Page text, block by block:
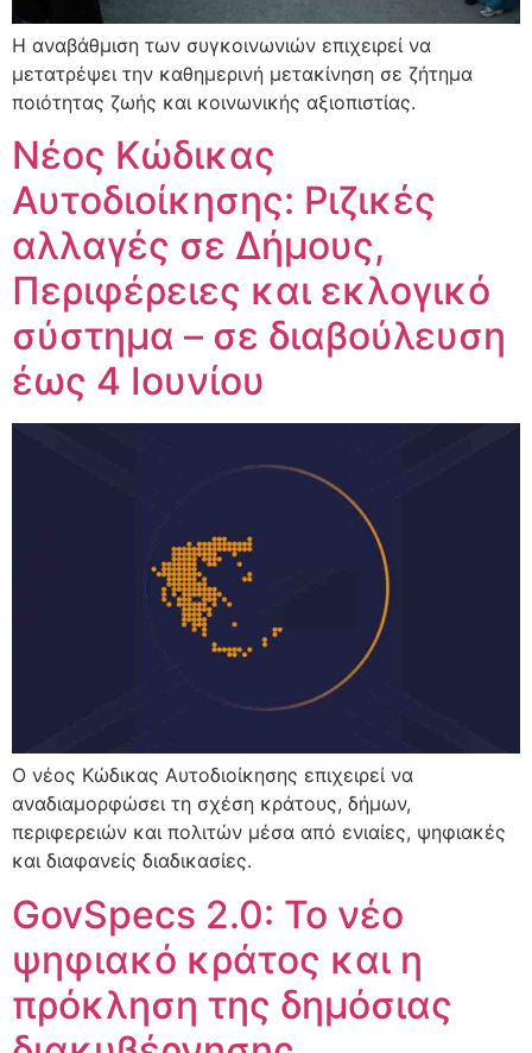
Η αναβάθμιση των συγκοινωνιών επιχειρεί να
μετατρέψει την καθημερινή μετακίνηση σε ζήτημα
ποιότητας ζωής και κοινωνικής αξιοπιστίας.
Νέος Κώδικας
Αυτοδιοίκησης: Ριζικές
αλλαγές σε Δήμους,
Περιφέρειες και εκλογικό
σύστημα – σε διαβούλευση
έως 4 Ιουνίου
Ο νέος Κώδικας Αυτοδιοίκησης επιχειρεί να
αναδιαμορφώσει τη σχέση κράτους, δήμων,
περιφερειών και πολιτών μέσα από ενιαίες, ψηφιακές
και διαφανείς διαδικασίες.
GovSpecs 2.0: Το νέο
ψηφιακό κράτος και η
πρόκληση της δημόσιας